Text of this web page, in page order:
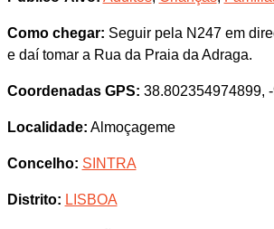
Como chegar: Seguir pela N247 em
e daí tomar a Rua da Praia da Adraga.
Coordenadas GPS: 38.802354974899,
Localidade: Almoçageme
Concelho: SINTRA
Distrito: LISBOA